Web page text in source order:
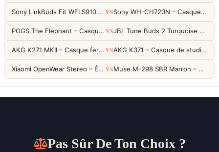
Sony LinkBuds Fit WFLS910NW Blanc – Écouteurs Sport Ailes ANC VS Sony WH-CH720N – Casque ANC 35h, Ultra-léger (192g) avec Processeur V1
POGS The Elephant – Casque Filaire Enfants 85dB POGS-Safe™ (Éco-Responsable) VS JBL Tune Buds 2 Turquoise – Écouteurs True Wireless avec ANC et autonomie 48h
AKG K271 MKII – Casque fermé studio fiable pour une écoute neutre VS AKG K371 – Casque de studio fermé 50mm titane, réponse 5Hz-50kHz
Xiaomi OpenWear Stereo – Écouteurs Open-Ear Hi-Res avec réduction de fuite sonore VS Muse M-298 SBR Marron – Casque Bluetooth ANC avec 66h d'autonomie
Pas Sûr De Ton Choix ?